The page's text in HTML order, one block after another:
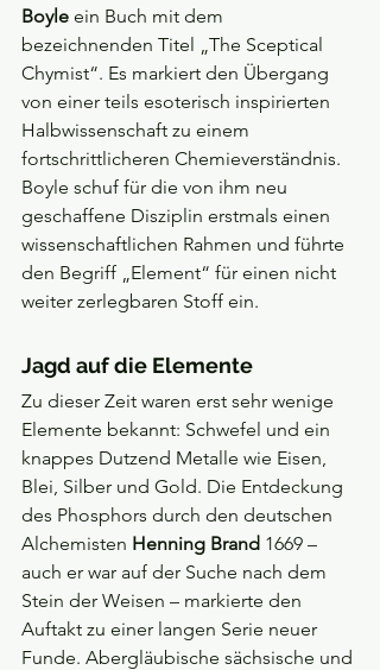
Boyle ein Buch mit dem
bezeichnenden Titel „The Sceptical
Chymist“. Es markiert den Übergang
von einer teils esoterisch inspirierten
Halbwissenschaft zu einem
fortschrittlicheren Chemieverständnis.
Boyle schuf für die von ihm neu
geschaffene Disziplin erstmals einen
wissenschaftlichen Rahmen und führte
den Begriff „Element“ für einen nicht
weiter zerlegbaren Stoff ein.
Jagd auf die Elemente
Zu dieser Zeit waren erst sehr wenige
Elemente bekannt: Schwefel und ein
knappes Dutzend Metalle wie Eisen,
Blei, Silber und Gold. Die Entdeckung
des Phosphors durch den deutschen
Alchemisten Henning Brand 1669 –
auch er war auf der Suche nach dem
Stein der Weisen – markierte den
Auftakt zu einer langen Serie neuer
Funde. Abergläubische sächsische und